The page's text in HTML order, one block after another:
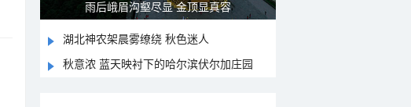
山水扇面：秋红点缀颐和园西堤
湖北神农架晨雾缭绕 秋色迷人
秋意浓 蓝天映衬下的哈尔滨伏尔加庄园